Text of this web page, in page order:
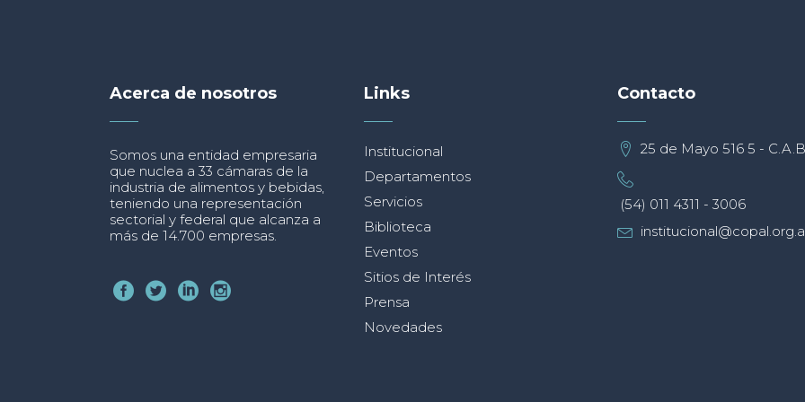
Acerca de nosotros
Somos una entidad empresaria
que nuclea a 33 cámaras de la
industria de alimentos y bebidas,
teniendo una representación
sectorial y federal que alcanza a
más de 14.700 empresas.
Links
Institucional
Departamentos
Servicios
Biblioteca
Eventos
Sitios de Interés
Prensa
Novedades
Contacto
25 de Mayo 516 5 -
(54) 011 4311 - 3006